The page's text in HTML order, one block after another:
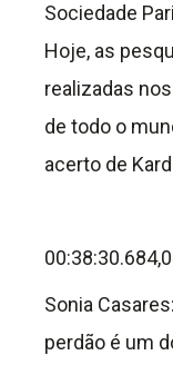
Sociedade
Hoje, as
realizadas
de todo o
acerto de
Sonia
perdão é um